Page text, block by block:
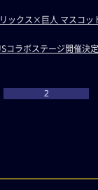
ックス×巨人 マスコ
ラボステージ開催決定
2